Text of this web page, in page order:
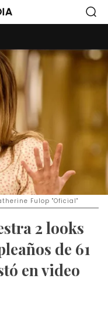
Fulop "Oficial"
2 looks
de 61
en video